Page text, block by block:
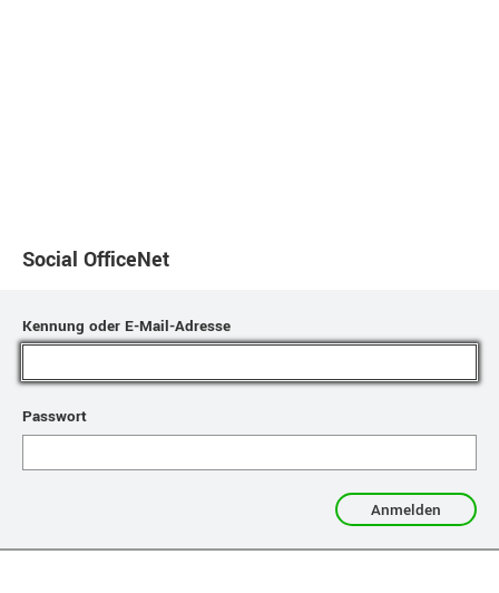
Social OfficeNet
Anmeldeformular
Kennung oder E-Mail-Adresse
Passwort
Anmelden